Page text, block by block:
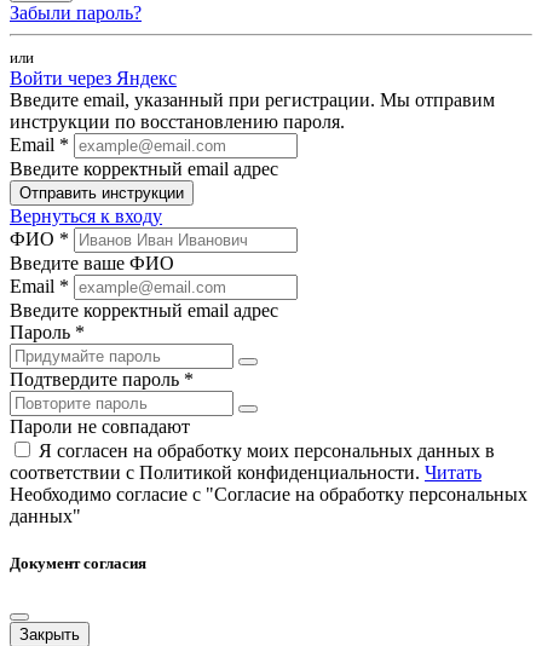
Забыли пароль?
или
Войти через Яндекс
Введите email, указанный при регистрации. Мы отправим
инструкции по восстановлению пароля.
Email *
Введите корректный email адрес
Отправить инструкции
Вернуться к входу
ФИО *
Введите ваше ФИО
Email *
Введите корректный email адрес
Пароль *
Подтвердите пароль *
Пароли не совпадают
Я согласен на обработку моих персональных данных в
соответствии с Политикой конфиденциальности. Читать
Необходимо согласие с "Согласие на обработку персональных
данных"
Документ согласия
Закрыть